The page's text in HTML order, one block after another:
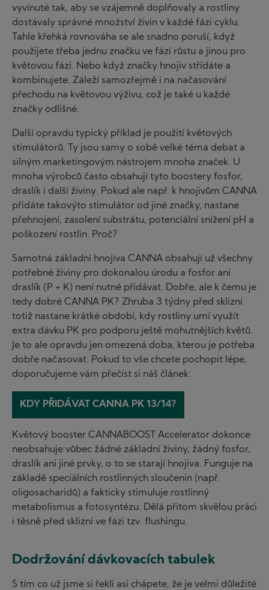
vyvinuté tak, aby se vzájemně doplňovaly a rostliny
dostávaly správné množství živin v každé fázi cyklu.
Tahle křehká rovnováha se ale snadno poruší, když
použijete třeba jednu značku ve fází růstu a jinou pro
květovou fázi. Nebo když značky hnojiv střídáte a
kombinujete. Záleží samozřejmě i na načasování
přechodu na květovou výživu, což je také u každé
značky odlišné.
Další opravdu typický příklad je použití květových
stimulátorů. Ty jsou samy o sobě velké téma debat a
silným marketingovým nástrojem mnoha značek. U
mnoha výrobců často obsahují tyto boostery fosfor,
draslík i další živiny. Pokud ale např. k hnojivům CANNA
přidáte takovýto stimulátor od jiné značky, nastane
přehnojení, zasolení substrátu, potenciální snížení pH a
poškození rostlin. Proč?
Samotná základní hnojiva CANNA obsahují už všechny
potřebné živiny pro dokonalou úrodu a fosfor ani
draslík (P + K) není nutné přidávat. Dobře, ale k čemu je
tedy dobré CANNA PK? Zhruba 3 týdny před sklizní
totiž nastane krátké období, kdy rostliny umí využít
extra dávku PK pro podporu ještě mohutnějších květů.
Je to ale opravdu jen omezená doba, kterou je potřeba
dobře načasovat. Pokud to vše chcete pochopit lépe,
doporučujeme vám přečíst si náš článek:
KDY PŘIDÁVAT CANNA PK 13/14?
Květový booster CANNABOOST Accelerator dokonce
neobsahuje vůbec žádné základní živiny, žádný fosfor,
draslík ani jiné prvky, o to se starají hnojiva. Funguje na
základě speciálních rostlinných sloučenin (např.
oligosacharidů) a fakticky stimuluje rostlinný
metabolismus a fotosyntézu. Dělá přitom skvělou práci
i těsně před sklizní ve fázi tzv. flushingu.
Dodržování dávkovacích tabulek
S tím co už jsme si řekli asi chápete, že je velmi důležité